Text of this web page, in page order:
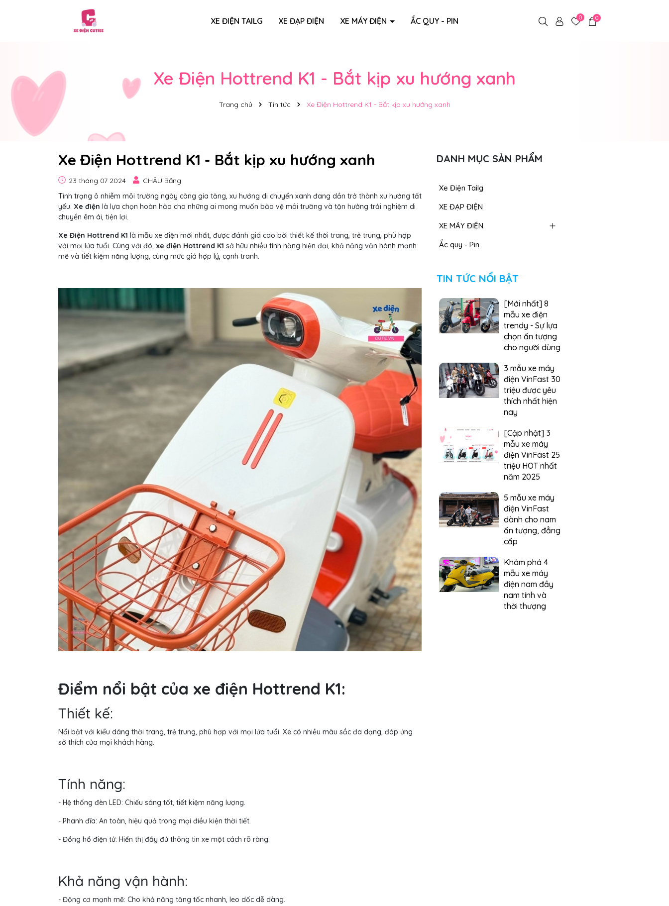
XE ĐIỆN TAILG XE ĐẠP ĐIỆN XE MÁY ĐIỆN ẮC QUY - PIN 0 0
Xe Điện Hottrend K1 - Bắt kịp xu hướng xanh
Trang chủ Tin tức Xe Điện Hottrend K1 - Bắt kịp xu hướng xanh
Xe Điện Hottrend K1 - Bắt kịp xu hướng xanh
23 tháng 07 2024
CHÂU Băng
Tình trạng ô nhiễm môi trường ngày càng gia tăng, xu hướng di chuyển xanh đang dần trở thành xu hướng tất
yếu. Xe điện là lựa chọn hoàn hảo cho những ai mong muốn bảo vệ môi trường và tận hưởng trải nghiệm di
chuyển êm ái, tiện lợi.
Xe Điện Hottrend K1 là mẫu xe điện mới nhất, được đánh giá cao bởi thiết kế thời trang, trẻ trung, phù hợp
với mọi lứa tuổi. Cùng với đó, xe điện Hottrend K1 sở hữu nhiều tính năng hiện đại, khả năng vận hành mạnh
mẽ và tiết kiệm năng lượng, cùng mức giá hợp lý, cạnh tranh.
Điểm nổi bật của xe điện Hottrend K1:
Thiết kế:
Nổi bật với kiểu dáng thời trang, trẻ trung, phù hợp với mọi lứa tuổi. Xe có nhiều màu sắc đa dạng, đáp ứng
sở thích của mọi khách hàng.
Tính năng:
- Hệ thống đèn LED: Chiếu sáng tốt, tiết kiệm năng lượng.
- Phanh đĩa: An toàn, hiệu quả trong mọi điều kiện thời tiết.
- Đồng hồ điện tử: Hiển thị đầy đủ thông tin xe một cách rõ ràng.
Khả năng vận hành:
- Động cơ mạnh mẽ: Cho khả năng tăng tốc nhanh, leo dốc dễ dàng.
DANH MỤC SẢN PHẨM
Xe Điện Tailg
XE ĐẠP ĐIỆN
XE MÁY ĐIỆN
Ắc quy - Pin
TIN TỨC NỔI BẬT
[Mới nhất] 8
mẫu xe điện
trendy - Sự lựa
chọn ấn tượng
cho người dùng
3 mẫu xe máy
điện VinFast 30
triệu được yêu
thích nhất hiện
nay
[Cập nhật] 3
mẫu xe máy
điện VinFast 25
triệu HOT nhất
năm 2025
5 mẫu xe máy
điện VinFast
dành cho nam
ấn tượng, đẳng
cấp
Khám phá 4
mẫu xe máy
điện nam đầy
nam tính và
thời thượng